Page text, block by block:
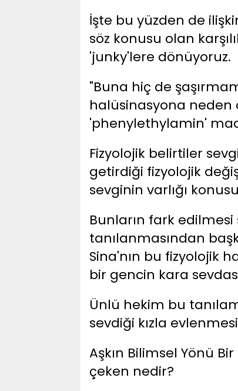
İşte bu yüzden de
söz konusu olan
'junky'lere dönüyoruz.
"Buna hiç de
halüsinasyona neden
'phenylethylamin'
Fizyolojik belirtiler
getirdiği fizyolojik
sevginin varlığı
Bunların fark
tanılanmasından
Sina'nın bu fizyolojik
bir gencin kara
Ünlü hekim bu
sevdiği kızla
Aşkın Bilimsel Yönü
çeken nedir?